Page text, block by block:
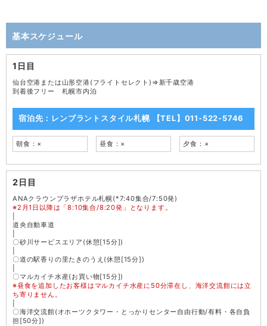
基本スケジュール
1日目
仙台空港または山形空港(フライトセレクト)⇒新千歳空港
到着後フリー 札幌市内泊
宿泊先：レンブラントスタイル札幌 【TEL】011-522-5746
朝食：× 昼食：× 夕食：×
2日目
ANAクラウンプラザホテル札幌(*7:40集合/7:50発)
※2月1日以降は「8:10集合/8:20発」となります。
道央自動車道
〇砂川サービスエリア(休憩[15分])
〇道の駅香りの里たきのうえ(休憩[15分])
〇マルカイチ水産(お買い物[15分])
※昼食を追加したお客様はマルカイチ水産に50分滞在し、海洋交流館には立
ち寄りません。
〇海洋交流館(オホーツクタワー・とっかりセンター自由行動/有料・各自負
担[50分])